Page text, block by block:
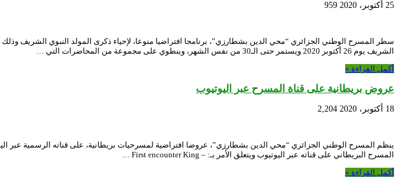
25 أكتوبر، 2020 959
سطر المسرح الوطني الجزائري “محي الدين بشطارزي”، برنامجا افتراضيا منوعا، لإحياء ذكرى المولد النبوي الشريف
الشريف يوم 26 أكتوبر 2020 ويستمر حتى الـ30 من نفس الشهر، وينطوي على مجموعة من المحاضرات التي …
أكمل القراءة »
عروض بريطانية على قناة المسرح عبر اليوتيوب
18 أكتوبر، 2020 2,204
المسرح البريطاني على قناته عبر اليوتيوب ويتعلق الأمر بـ: – First encounter King …
أكمل القراءة »